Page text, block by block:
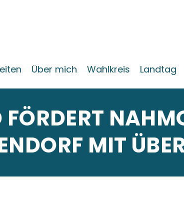
Über mich Wahlkreis Landtag
FÖRDERT
MIT